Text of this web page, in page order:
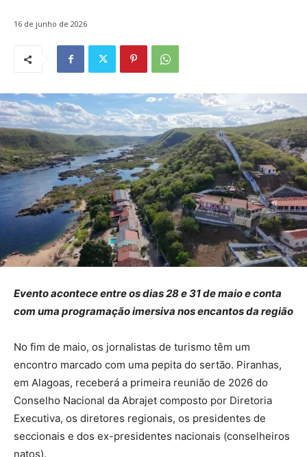
16 de junho de 2026
Evento acontece entre os dias 28 e 31 de maio e conta
com uma programação imersiva nos encantos da região
No fim de maio, os jornalistas de turismo têm um
encontro marcado com uma pepita do sertão. Piranhas,
em Alagoas, receberá a primeira reunião de 2026 do
Conselho Nacional da Abrajet composto por Diretoria
Executiva, os diretores regionais, os presidentes de
seccionais e dos ex-presidentes nacionais (conselheiros
natos).